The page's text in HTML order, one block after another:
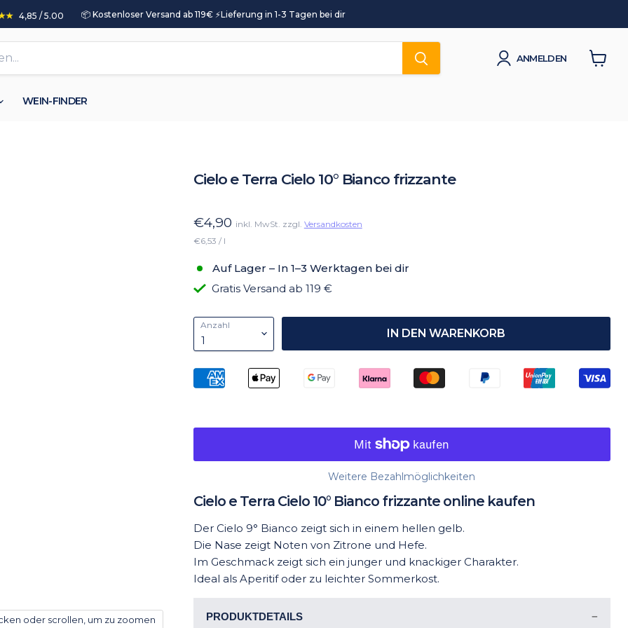
4,85 / 5.00 📦 Kostenloser Versand ab 119€ ⚡️Lieferung in 1-3 Tagen bei dir
ANMELDEN
WEIN-FINDER
oder scrollen, um zu zoomen
Cielo e Terra Cielo 10° Bianco frizzante
€4,90 inkl. MwSt. zzgl. Versandkosten
€6,53 / l
Auf Lager – In 1–3 Werktagen bei dir
Gratis Versand ab 119 €
Anzahl
IN DEN WARENKORB
Weitere Bezahlmöglichkeiten
Cielo e Terra Cielo 10° Bianco frizzante online kaufen
Der Cielo 9° Bianco zeigt sich in einem hellen gelb.
Die Nase zeigt Noten von Zitrone und Hefe.
Im Geschmack zeigt sich ein junger und knackiger Charakter.
Ideal als Aperitif oder zu leichter Sommerkost.
PRODUKTDETAILS